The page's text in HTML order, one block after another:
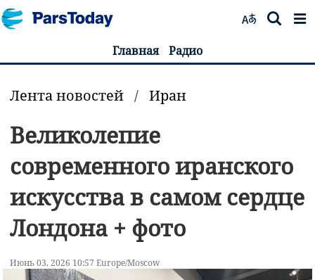
Главная Радио
Лента новостей / Иран
Великолепие
современного иранского
искусства в самом сердце
Лондона + фото
Июнь 03, 2026 10:57 Europe/Moscow